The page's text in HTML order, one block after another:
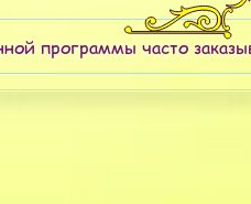
программы часто